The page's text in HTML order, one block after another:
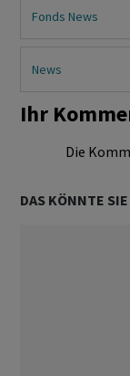
Fonds News
News
Ihr
Die
DAS KÖNNTE